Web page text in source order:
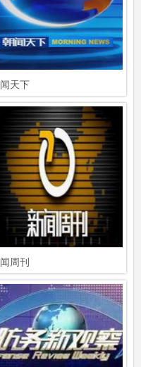
天下
周刊